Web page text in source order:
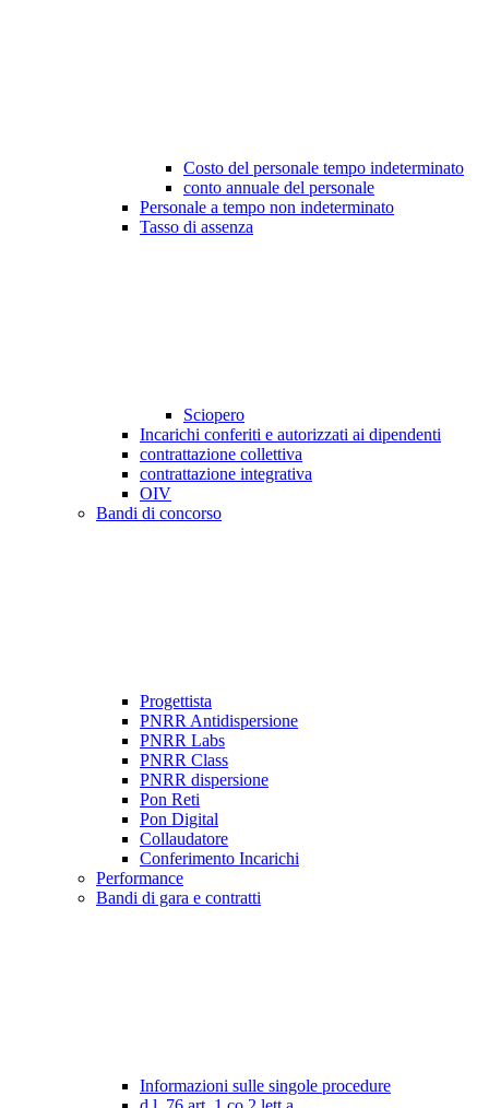
Costo del personale tempo indeterminato
conto annuale del personale
Personale a tempo non indeterminato
Tasso di assenza
Sciopero
Incarichi conferiti e autorizzati ai dipendenti
contrattazione collettiva
contrattazione integrativa
OIV
Bandi di concorso
Progettista
PNRR Antidispersione
PNRR Labs
PNRR Class
PNRR dispersione
Pon Reti
Pon Digital
Collaudatore
Conferimento Incarichi
Performance
Bandi di gara e contratti
Informazioni sulle singole procedure